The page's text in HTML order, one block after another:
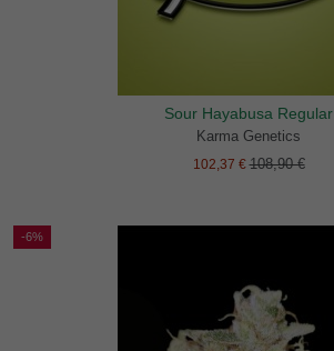
Sour Hayabusa Regular
Karma Genetics
102,37 €108,90 €
-6%